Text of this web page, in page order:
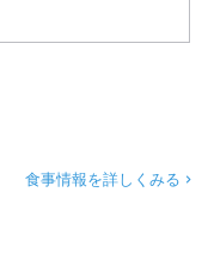
食事情報を詳しくみる